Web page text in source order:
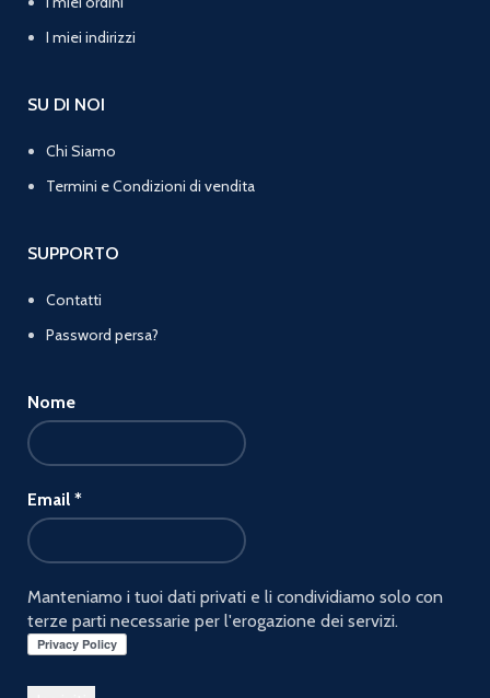
I miei indirizzi
SU DI NOI
Chi Siamo
Termini e Condizioni di vendita
SUPPORTO
Contatti
Password persa?
Nome
Email *
Manteniamo i tuoi dati privati e li condividiamo solo con
terze parti necessarie per l'erogazione dei servizi.